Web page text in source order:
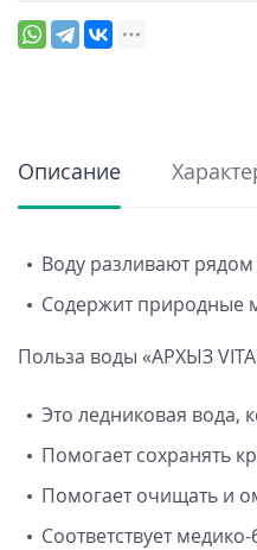
Описание
Воду разливают
Содержит природные
Польза воды «АРХЫЗ
Это ледниковая вода,
Помогает сохранять
Помогает очищать и
Соответствуетмедико-